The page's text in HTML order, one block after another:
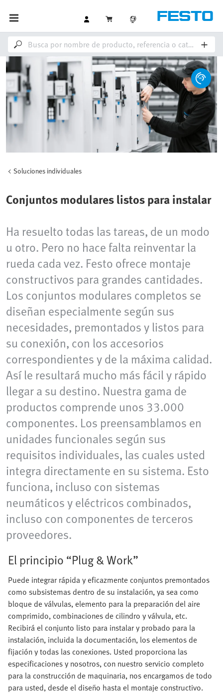
Soluciones individuales
Conjuntos modulares listos para instalar
Ha resuelto todas las tareas, de un modo
u otro. Pero no hace falta reinventar la
rueda cada vez. Festo ofrece montaje
constructivos para grandes cantidades.
Los conjuntos modulares completos se
diseñan especialmente según sus
necesidades, premontados y listos para
su conexión, con los accesorios
correspondientes y de la máxima calidad.
Así le resultará mucho más fácil y rápido
llegar a su destino. Nuestra gama de
productos comprende unos 33.000
componentes. Los preensamblamos en
unidades funcionales según sus
requisitos individuales, las cuales usted
integra directamente en su sistema. Esto
funciona, incluso con sistemas
neumáticos y eléctricos combinados,
incluso con componentes de terceros
proveedores.
El principio “Plug & Work”
Puede integrar rápida y eficazmente conjuntos premontados
como subsistemas dentro de su instalación, ya sea como
bloque de válvulas, elemento para la preparación del aire
comprimido, combinaciones de cilindro y válvula, etc.
Recibirá el conjunto listo para instalar y probado para la
instalación, incluida la documentación, los elementos de
fijación y todas las conexiones. Usted proporciona las
especificaciones y nosotros, con nuestro servicio completo
para la construcción de maquinaria, nos encargamos de todo
para usted, desde el diseño hasta el montaje constructivo.